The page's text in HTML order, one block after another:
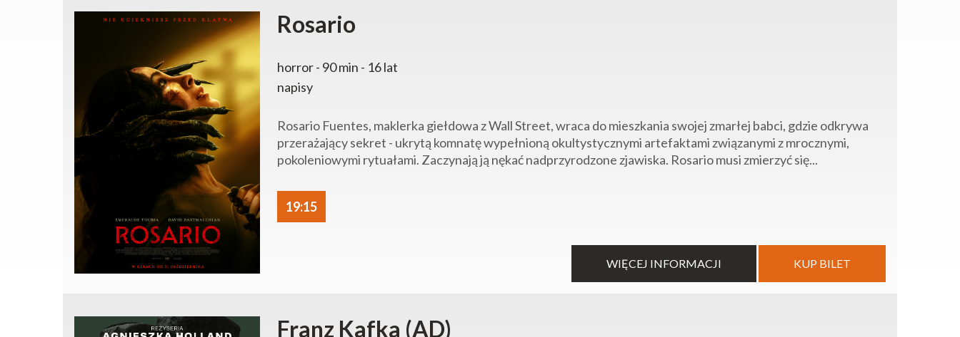
Rosario
horror - 90 min - 16 lat
napisy
Rosario Fuentes, maklerka giełdowa z Wall Street, wraca do mieszkania swojej zmarłej babci, gdzie odkrywa
przerażający sekret - ukrytą komnatę wypełnioną okultystycznymi artefaktami związanymi z mrocznymi,
pokoleniowymi rytuałami. Zaczynają ją nękać nadprzyrodzone zjawiska. Rosario musi zmierzyć się...
19:15
WIĘCEJ INFORMACJI KUP BILET
Franz Kafka (AD)